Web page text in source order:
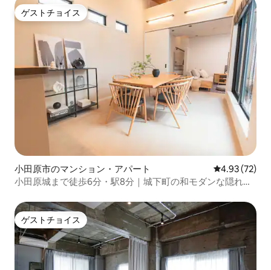
ゲストチョイス
ゲストチョイス
小田原市のマンション・アパート レビュー72
4.93 (72)
小田原城まで徒歩6分・駅8分｜城下町の和モダンな隠れ家
ゲストチョイス
ゲストチョイス